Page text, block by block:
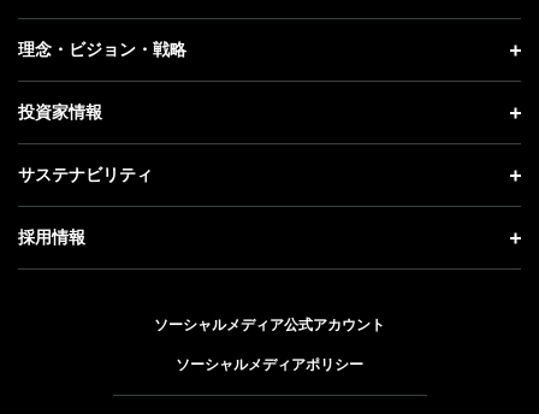
プレスリリース
更新情報
記者説明会
企業情報 トップ
社長メッセージ
事業紹介
ガバナンス
理念・ビジョン・戦略
理念・ビジョン・戦略 トップ
成長戦略「Activate AI for Society」
人材戦略
投資家情報
投資家情報 トップ
経営方針
個人投資家の皆さまへ
サステナビリティ
サステナビリティ トップ
トップメッセージ
ESG方針・体制
採用情報
ソーシャルメディア公式アカウント
ソーシャルメディアポリシー